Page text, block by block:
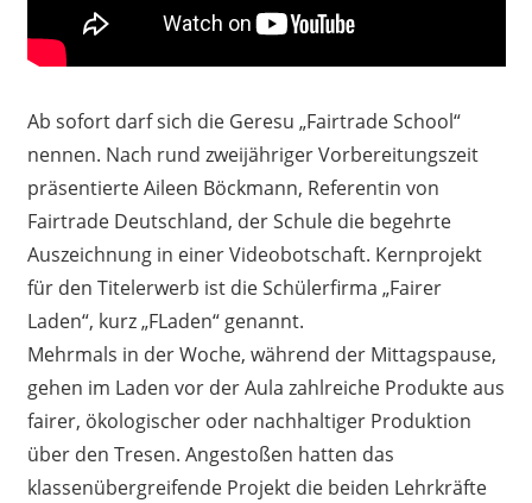
Ab sofort darf sich die Geresu „Fairtrade School“
nennen. Nach rund zweijähriger Vorbereitungszeit
präsentierte Aileen Böckmann, Referentin von
Fairtrade Deutschland, der Schule die begehrte
Auszeichnung in einer Videobotschaft. Kernprojekt
für den Titelerwerb ist die Schülerfirma „Fairer
Laden“, kurz „FLaden“ genannt.
Mehrmals in der Woche, während der Mittagspause,
gehen im Laden vor der Aula zahlreiche Produkte aus
fairer, ökologischer oder nachhaltiger Produktion
über den Tresen. Angestoßen hatten das
klassenübergreifende Projekt die beiden Lehrkräfte